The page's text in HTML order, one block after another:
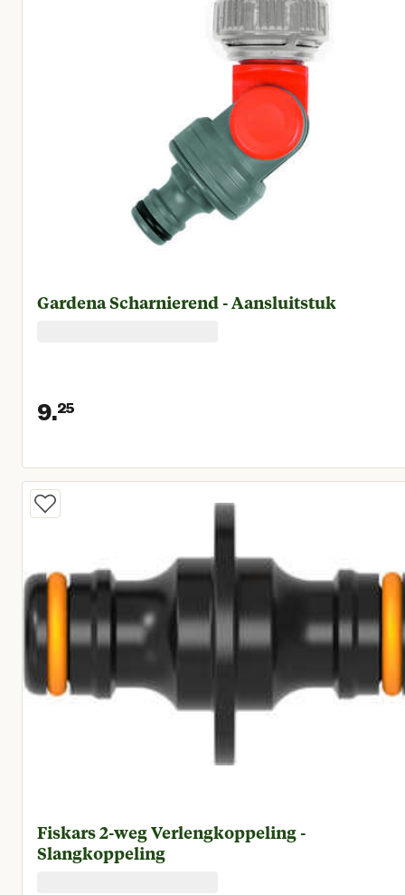
Gardena Scharnierend - Aansluitstuk
9.25
Huidige prijs € 9,25
Fiskars 2-weg Verlengkoppeling -
Slangkoppeling